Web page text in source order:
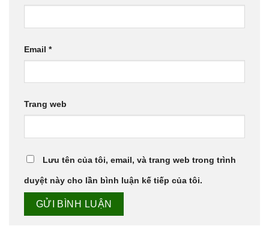
Email *
Trang web
Lưu tên của tôi, email, và trang web trong trình
duyệt này cho lần bình luận kế tiếp của tôi.